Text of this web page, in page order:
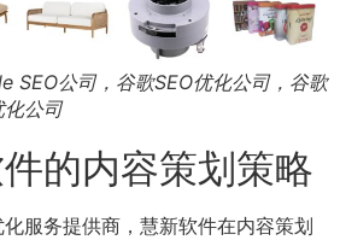
SEO公司，谷歌SEO优化公司，谷歌
化公司
的内容策划策略
服务提供商，慧新软件在内容策划